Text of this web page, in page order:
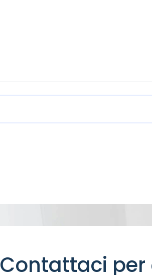
Contattaci per